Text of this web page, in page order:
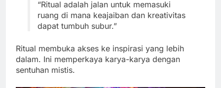
“Ritual adalah jalan untuk memasuki
ruang di mana keajaiban dan kreativitas
dapat tumbuh subur.”
Ritual membuka akses ke inspirasi yang lebih
dalam. Ini memperkaya karya-karya dengan
sentuhan mistis.